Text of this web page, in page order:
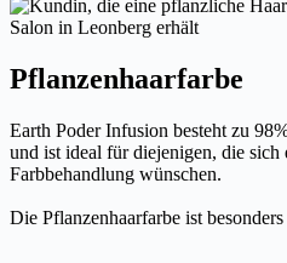
Pflanzenhaarfarbe
Earth Poder Infusion besteht zu
und ist ideal für diejenigen, die sich
Farbbehandlung wünschen.
Die Pflanzenhaarfarbe ist